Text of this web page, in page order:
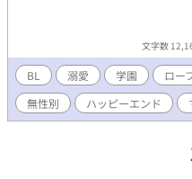
文字数
BL 溺愛 学園
ロー
無性別
ハッピーエンド